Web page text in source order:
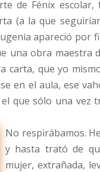
de Fénix escolar,
(a la que
apareció por
obra maestra
que yo
en el aula, ese
que sólo una vez
No respirábamos.
y hasta trató de
mujer, extrañada,